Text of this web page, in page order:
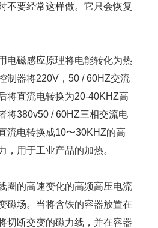
不要经常这样做。它只会恢复
电磁感应原理将电能转化为热
制器将220V，50 / 60HZ交流
将直流电转换为20-40KHZ高
将380v50 / 60HZ三相交流电
流电转换成10〜30KHZ的高
，用于工业产品的加热。
圈的高速变化的高频高压电流
磁场。当将含铁的容器放置在
切断交变的磁力线，并在容器